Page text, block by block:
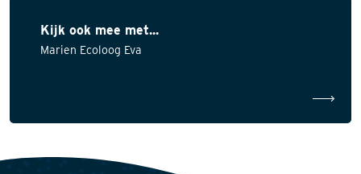
Kijk ook mee met...
Marien Ecoloog Eva